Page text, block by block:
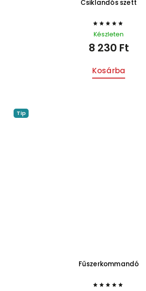
Csiklandós szett
Készleten
8 230 Ft
Kosárba
Tip
Fűszerkommandó